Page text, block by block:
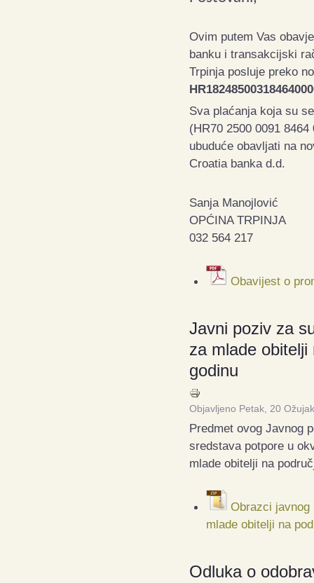
Ovim putem Vas
banku i transakcijski
Trpinja posluje preko
Sva plaćanja koja su
(HR70 2500 0091
ubuduće obavljati na
Croatia banka d.d.
Sanja Manojlović
OPĆINA TRPINJA
032 564 217
Obavijest o
Javni poziv za
za mlade
godinu
Objavljeno Petak, 20
Predmet ovog Javnog
sredstava potpore u
mlade obitelji na
Obrazci
mlade obitelji na
Odluka o